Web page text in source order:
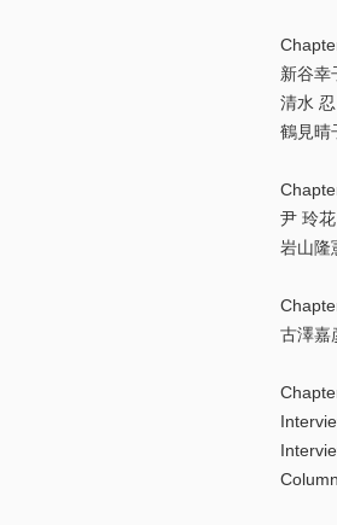
新谷
清水
鶴見晴
尹 玲
岩山隆
古澤嘉